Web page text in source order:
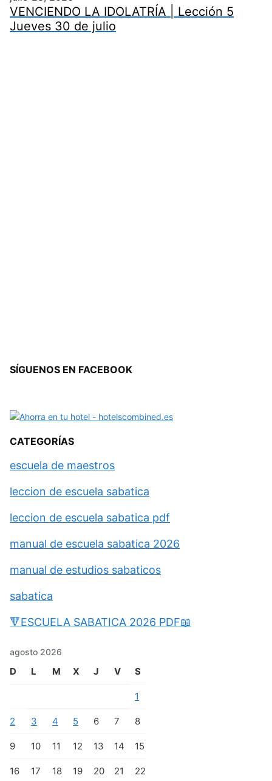
VENCIENDO LA IDOLATRÍA | Lección 5
Jueves 30 de julio
SÍGUENOS EN FACEBOOK
CATEGORÍAS
escuela de maestros
leccion de escuela sabatica
leccion de escuela sabatica pdf
manual de escuela sabatica 2026
manual de estudios sabaticos
sabatica
🔻ESCUELA SABATICA 2026 PDF📖
agosto 2026
D L M X J V S
1
2 3 4 5 6 7 8
9 10 11 12 13 14 15
16 17 18 19 20 21 22